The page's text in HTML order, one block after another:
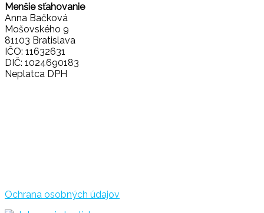
Menšie sťahovanie
Anna Bačková
Mošovského 9
81103 Bratislava
IČO: 11632631
DIČ: 1024690183
Neplatca DPH
Ochrana osobných údajov